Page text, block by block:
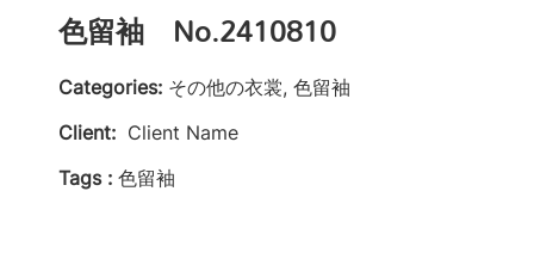
色留袖 No.2410810
Categories: その他の衣裳, 色留袖
Client: Client Name
Tags : 色留袖